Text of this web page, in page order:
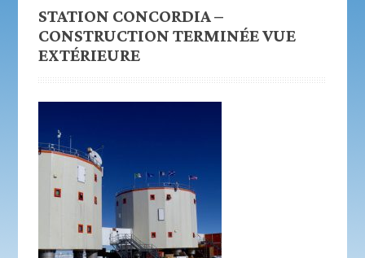
STATION CONCORDIA –
CONSTRUCTION TERMINÉE VUE
EXTÉRIEURE